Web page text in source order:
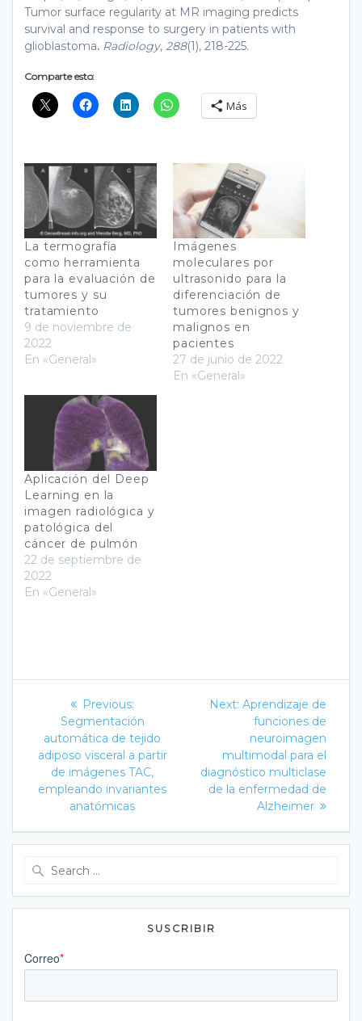
Tumor surface regularity at MR imaging predicts
survival and response to surgery in patients with
glioblastoma. Radiology, 288(1), 218-225.
Comparte esto:
Más
La termografía
como herramienta
para la evaluación de
tumores y su
tratamiento
9 de noviembre de
2022
En «General»
Imágenes
moleculares por
ultrasonido para la
diferenciación de
tumores benignos y
malignos en
pacientes
27 de junio de 2022
En «General»
Aplicación del Deep
Learning en la
imagen radiológica y
patológica del
cáncer de pulmón
22 de septiembre de
2022
En «General»
Navegación
entradas
Previous:
post:
Segmentación
automática de tejido
adiposo visceral a partir
de imágenes TAC,
empleando invariantes
anatómicas
Next: Next
post:
Aprendizaje de
funciones de
neuroimagen
multimodal para el
diagnóstico multiclase
de la enfermedad de
Alzheimer
SUSCRIBIR